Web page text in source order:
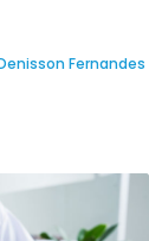
Fernandes